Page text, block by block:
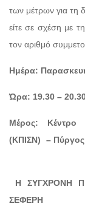
των μέτρων για τη
είτε σε σχέση με
τον αριθμό
Ημέρα:
Ώρα: 19.30 –
Μέρος: Κέντρο
(ΚΠΙΣΝ) – Πύργος
Η ΣΥΓΧΡΟΝΗ
ΣΕΦΕΡΗ